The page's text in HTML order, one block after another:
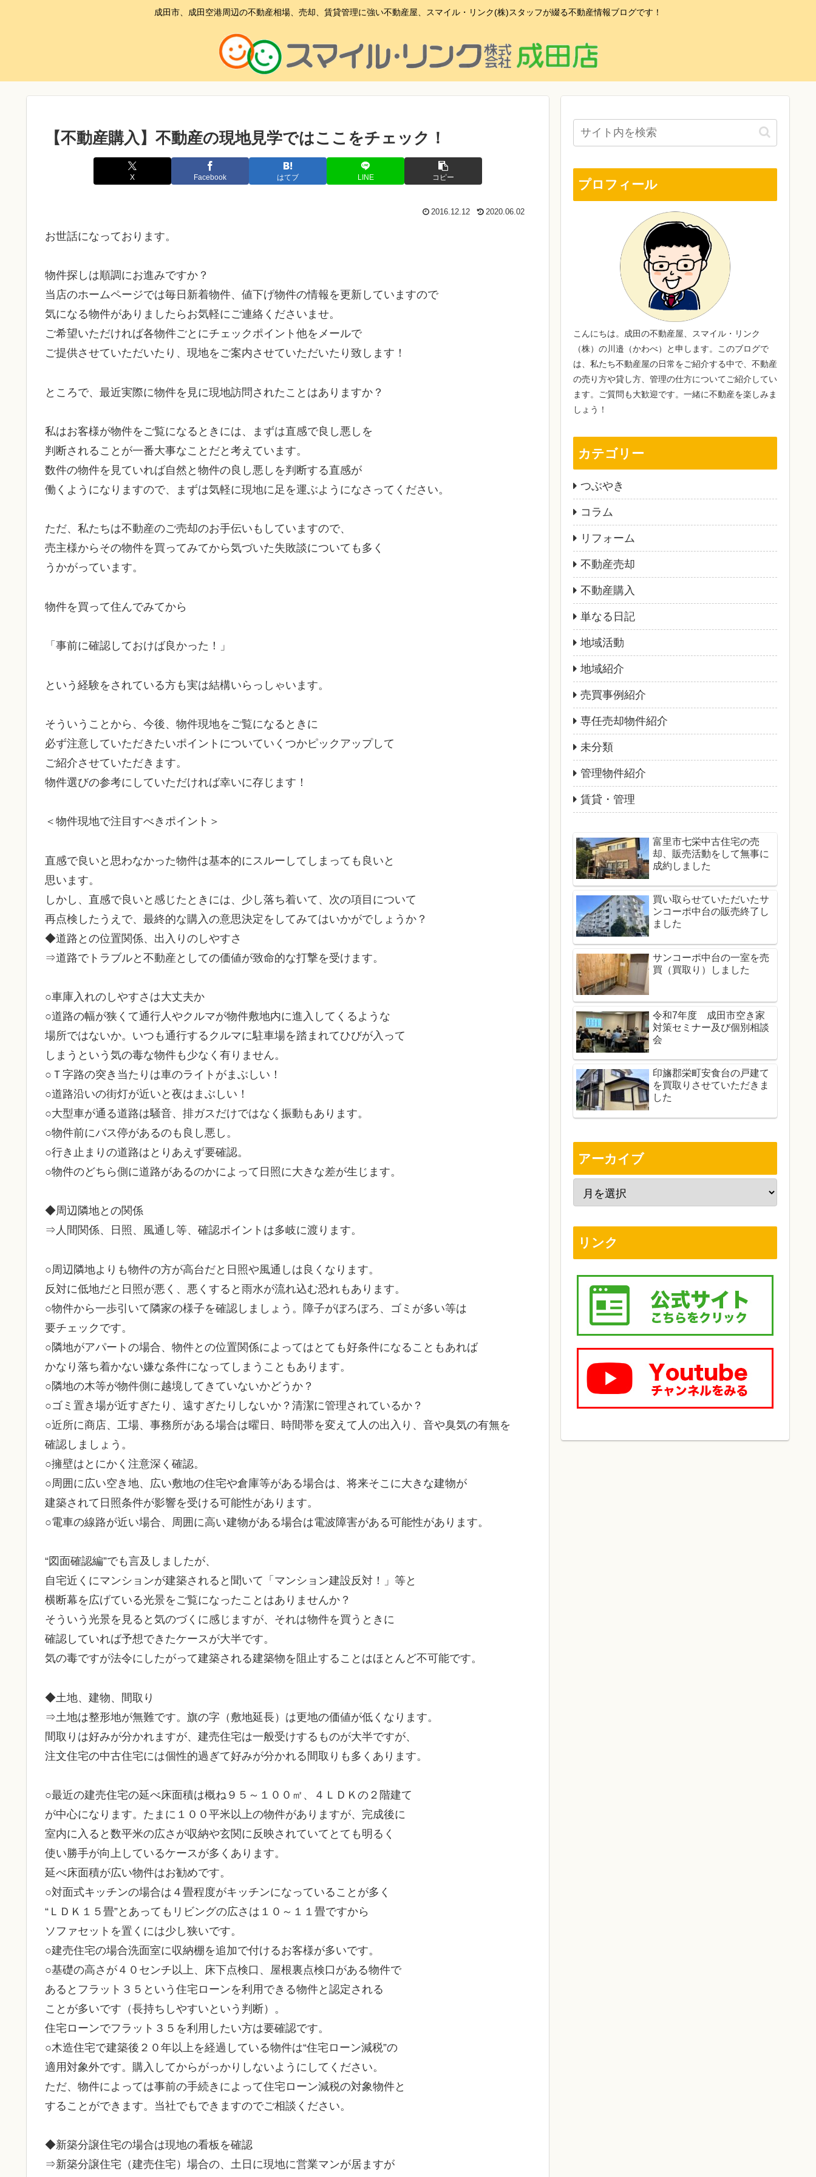
成田市、成田空港周辺の不動産相場、売却、賃貸管理に強い不動産屋、スマイル・リンク(株)スタッフが綴る不動産情報ブログです！
【不動産購入】不動産の現地見学ではここをチェック！
X Facebook はてブ LINE コピー
2016.12.12 2020.06.02
お世話になっております。
物件探しは順調にお進みですか？
当店のホームページでは毎日新着物件、値下げ物件の情報を更新していますので
気になる物件がありましたらお気軽にご連絡くださいませ。
ご希望いただければ各物件ごとにチェックポイント他をメールで
ご提供させていただいたり、現地をご案内させていただいたり致します！
ところで、最近実際に物件を見に現地訪問されたことはありますか？
私はお客様が物件をご覧になるときには、まずは直感で良し悪しを
判断されることが一番大事なことだと考えています。
数件の物件を見ていれば自然と物件の良し悪しを判断する直感が
働くようになりますので、まずは気軽に現地に足を運ぶようになさってください。
ただ、私たちは不動産のご売却のお手伝いもしていますので、
売主様からその物件を買ってみてから気づいた失敗談についても多く
うかがっています。
物件を買って住んでみてから
「事前に確認しておけば良かった！」
という経験をされている方も実は結構いらっしゃいます。
そういうことから、今後、物件現地をご覧になるときに
必ず注意していただきたいポイントについていくつかピックアップして
ご紹介させていただきます。
物件選びの参考にしていただければ幸いに存じます！
＜物件現地で注目すべきポイント＞
直感で良いと思わなかった物件は基本的にスルーしてしまっても良いと
思います。
しかし、直感で良いと感じたときには、少し落ち着いて、次の項目について
再点検したうえで、最終的な購入の意思決定をしてみてはいかがでしょうか？
◆道路との位置関係、出入りのしやすさ
⇒道路でトラブルと不動産としての価値が致命的な打撃を受けます。
○車庫入れのしやすさは大丈夫か
○道路の幅が狭くて通行人やクルマが物件敷地内に進入してくるような
場所ではないか。いつも通行するクルマに駐車場を踏まれてひびが入って
しまうという気の毒な物件も少なく有りません。
○Ｔ字路の突き当たりは車のライトがまぶしい！
○道路沿いの街灯が近いと夜はまぶしい！
○大型車が通る道路は騒音、排ガスだけではなく振動もあります。
○物件前にバス停があるのも良し悪し。
○行き止まりの道路はとりあえず要確認。
○物件のどちら側に道路があるのかによって日照に大きな差が生じます。
◆周辺隣地との関係
⇒人間関係、日照、風通し等、確認ポイントは多岐に渡ります。
○周辺隣地よりも物件の方が高台だと日照や風通しは良くなります。
反対に低地だと日照が悪く、悪くすると雨水が流れ込む恐れもあります。
○物件から一歩引いて隣家の様子を確認しましょう。障子がぼろぼろ、ゴミが多い等は
要チェックです。
○隣地がアパートの場合、物件との位置関係によってはとても好条件になることもあれば
かなり落ち着かない嫌な条件になってしまうこともあります。
○隣地の木等が物件側に越境してきていないかどうか？
○ゴミ置き場が近すぎたり、遠すぎたりしないか？清潔に管理されているか？
○近所に商店、工場、事務所がある場合は曜日、時間帯を変えて人の出入り、音や臭気の有無を
確認しましょう。
○擁壁はとにかく注意深く確認。
○周囲に広い空き地、広い敷地の住宅や倉庫等がある場合は、将来そこに大きな建物が
建築されて日照条件が影響を受ける可能性があります。
○電車の線路が近い場合、周囲に高い建物がある場合は電波障害がある可能性があります。
“図面確認編”でも言及しましたが、
自宅近くにマンションが建築されると聞いて「マンション建設反対！」等と
横断幕を広げている光景をご覧になったことはありませんか？
そういう光景を見ると気のづくに感じますが、それは物件を買うときに
確認していれば予想できたケースが大半です。
気の毒ですが法令にしたがって建築される建築物を阻止することはほとんど不可能です。
◆土地、建物、間取り
⇒土地は整形地が無難です。旗の字（敷地延長）は更地の価値が低くなります。
間取りは好みが分かれますが、建売住宅は一般受けするものが大半ですが、
注文住宅の中古住宅には個性的過ぎて好みが分かれる間取りも多くあります。
○最近の建売住宅の延べ床面積は概ね９５～１００㎡、４ＬＤＫの２階建て
が中心になります。たまに１００平米以上の物件がありますが、完成後に
室内に入ると数平米の広さが収納や玄関に反映されていてとても明るく
使い勝手が向上しているケースが多くあります。
延べ床面積が広い物件はお勧めです。
○対面式キッチンの場合は４畳程度がキッチンになっていることが多く
“ＬＤＫ１５畳”とあってもリビングの広さは１０～１１畳ですから
ソファセットを置くには少し狭いです。
○建売住宅の場合洗面室に収納棚を追加で付けるお客様が多いです。
○基礎の高さが４０センチ以上、床下点検口、屋根裏点検口がある物件で
あるとフラット３５という住宅ローンを利用できる物件と認定される
ことが多いです（長持ちしやすいという判断）。
住宅ローンでフラット３５を利用したい方は要確認です。
○木造住宅で建築後２０年以上を経過している物件は“住宅ローン減税”の
適用対象外です。購入してからがっかりしないようにしてください。
ただ、物件によっては事前の手続きによって住宅ローン減税の対象物件と
することができます。当社でもできますのでご相談ください。
◆新築分譲住宅の場合は現地の看板を確認
⇒新築分譲住宅（建売住宅）場合の、土日に現地に営業マンが居ますが
プロフィール
こんにちは。成田の不動産屋、スマイル・リンク
（株）の川邉（かわべ）と申します。このブログで
は、私たち不動産屋の日常をご紹介する中で、不動産
の売り方や貸し方、管理の仕方についてご紹介してい
ます。ご質問も大歓迎です。一緒に不動産を楽しみま
しょう！
カテゴリー
つぶやき
コラム
リフォーム
不動産売却
不動産購入
単なる日記
地域活動
地域紹介
売買事例紹介
専任売却物件紹介
未分類
管理物件紹介
賃貸・管理
富里市七栄中古住宅の売
却、販売活動をして無事に
成約しました
買い取らせていただいたサ
ンコーポ中台の販売終了し
ました
サンコーポ中台の一室を売
買（買取り）しました
令和7年度 成田市空き家
対策セミナー及び個別相談
会
印旛郡栄町安食台の戸建て
を買取りさせていただきま
した
アーカイブ
リンク